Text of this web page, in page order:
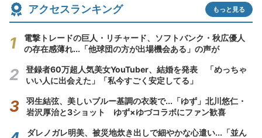
アクセスランキング もっと見る
電撃トレードの巨人・リチャード、ソフトバンク・秋広優人
の存在感薄れ...「他球団の方が出場機会ある」の声が
登録者60万超人気美女YouTuber、結婚を発表 「めっちゃ
いい人に出会えた」「私今すごく安定してる」
羽生結弦、美しいブルー基調の衣装で...「ゆず」北川悠仁・
岩沢厚治と3ショット ゆず×ゆづコラボにファン歓喜
ダレノガレ明美、被災地炊き出しで細やかな心遣い...「並ん